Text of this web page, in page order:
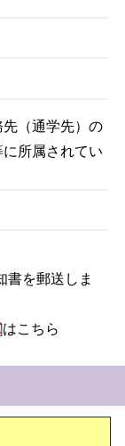
（通学先）の
所属されてい
書を郵送しま
はこちら